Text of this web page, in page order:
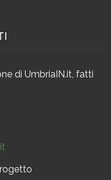
di UmbriaIN.it, fatti